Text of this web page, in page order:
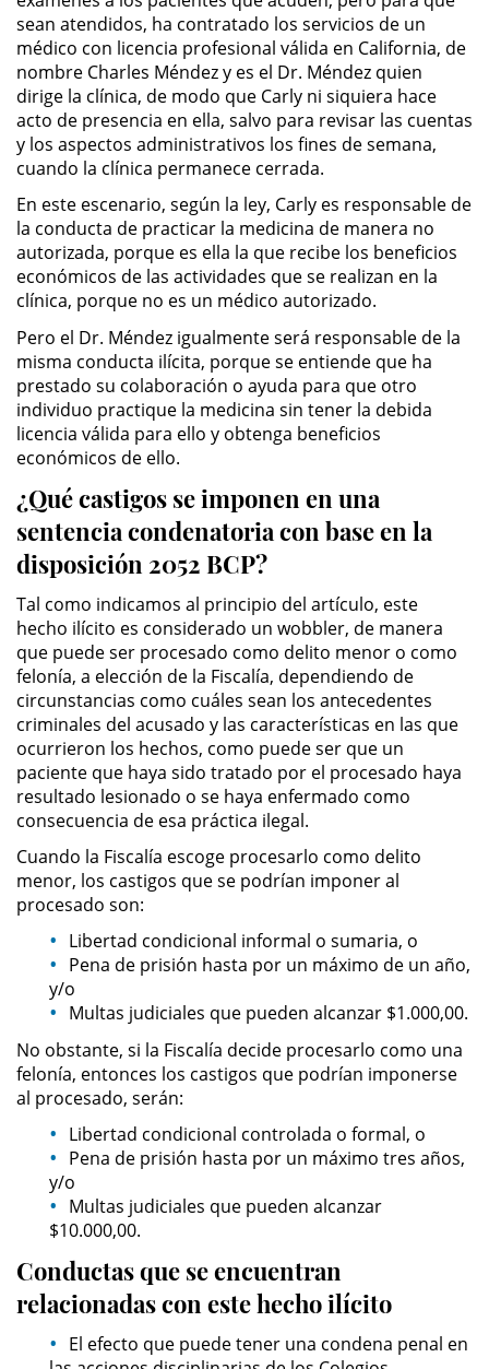
Conducta Lasciva
Copulación Oral Forzada
Estupro
Exposición Indecente
Merodear Para Cometer
Prostitución
Años
Penetración Sexual Forzada
Pornografía Infantil
Prostitución y Solicitación
Delitos Violentos
Aumento de Sentencia para
Pandillas
Disuadir a un Testigo
Homicidio
Homicidio Involuntario
Homicidio Voluntario
Intento de Asesinato
Secuestro
DUI
DMV
Cuarta Ofensa de DUI
Conducción Imprudente con
Presencia de Alcohol
DUI Causando Lesiones
DUI en Menores de Edad
sean atendidos, ha contratado los servicios de un
médico con licencia profesional válida en California, de
nombre Charles Méndez y es el Dr. Méndez quien
dirige la clínica, de modo que Carly ni siquiera hace
acto de presencia en ella, salvo para revisar las cuentas
y los aspectos administrativos los fines de semana,
cuando la clínica permanece cerrada.
En este escenario, según la ley, Carly es responsable de
la conducta de practicar la medicina de manera no
autorizada, porque es ella la que recibe los beneficios
económicos de las actividades que se realizan en la
clínica, porque no es un médico autorizado.
Pero el Dr. Méndez igualmente será responsable de la
misma conducta ilícita, porque se entiende que ha
prestado su colaboración o ayuda para que otro
individuo practique la medicina sin tener la debida
licencia válida para ello y obtenga beneficios
económicos de ello.
¿Qué castigos se imponen en una
sentencia condenatoria con base en la
disposición 2052 BCP?
Tal como indicamos al principio del artículo, este
hecho ilícito es considerado un wobbler, de manera
que puede ser procesado como delito menor o como
felonía, a elección de la Fiscalía, dependiendo de
circunstancias como cuáles sean los antecedentes
criminales del acusado y las características en las que
ocurrieron los hechos, como puede ser que un
paciente que haya sido tratado por el procesado haya
resultado lesionado o se haya enfermado como
consecuencia de esa práctica ilegal.
Cuando la Fiscalía escoge procesarlo como delito
menor, los castigos que se podrían imponer al
procesado son:
Libertad condicional informal o sumaria, o
Pena de prisión hasta por un máximo de un año,
y/o
Multas judiciales que pueden alcanzar $1.000,00.
No obstante, si la Fiscalía decide procesarlo como una
felonía, entonces los castigos que podrían imponerse
al procesado, serán:
Libertad condicional controlada o formal, o
Pena de prisión hasta por un máximo tres años,
y/o
Multas judiciales que pueden alcanzar
$10.000,00.
Conductas que se encuentran
relacionadas con este hecho ilícito
El efecto que puede tener una condena penal en